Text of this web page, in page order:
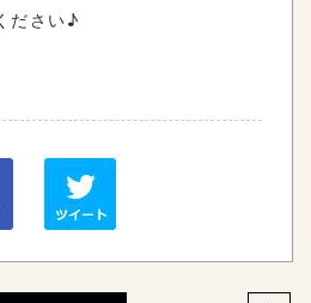
ださい♪